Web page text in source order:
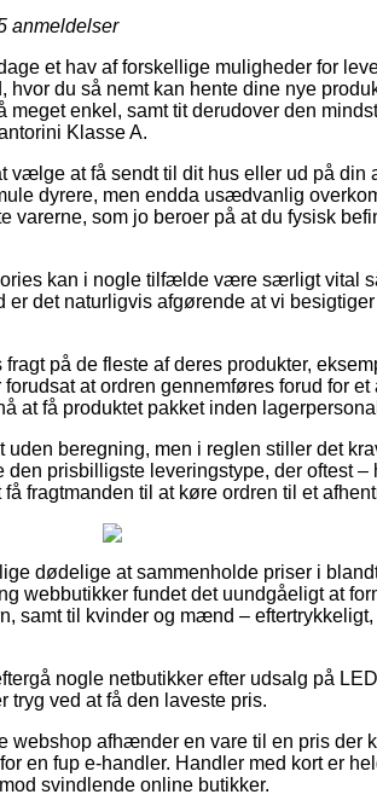
anmeldelser
et hav af forskellige muligheder for
hvor du så nemt kan hente dine nye
meget enkel, samt tit derudover den
Klasse A.
vælge at få sendt til dit hus eller ud på din
dyrere, men endda usædvanlig
varerne, som jo beroer på at du fysisk
kan i nogle tilfælde være særligt vital
er det naturligvis afgørende at vi
på de fleste af deres produkter,
at ordren gennemføres forud for
at få produktet pakket inden
beregning, men i reglen stiller det
prisbilligste leveringstype, der oftest
fragtmanden til at køre ordren til et
dødelige at sammenholde priser i
webbutikker fundet det uundgåeligt at
samt til kvinder og mænd –
nogle netbutikker efter udsalg på
tryg ved at få den laveste pris.
webshop afhænder en vare til en pris der
en fup e-handler. Handler med kort er
svindlende online butikker.